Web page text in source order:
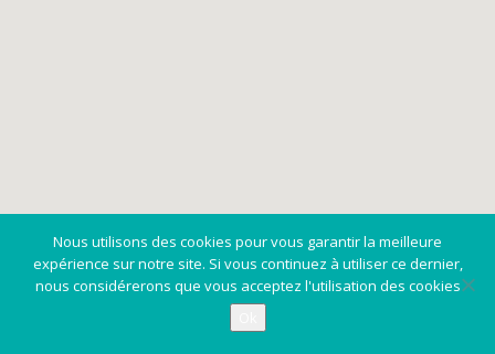
Nous utilisons des cookies pour vous garantir la meilleure
expérience sur notre site. Si vous continuez à utiliser ce dernier,
nous considérerons que vous acceptez l'utilisation des cookies